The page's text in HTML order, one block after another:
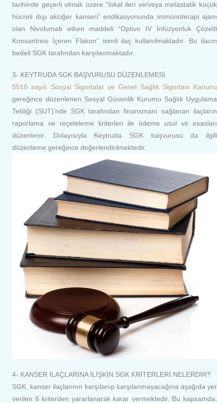
tarihinde geçerli olmak üzere “lokal ileri ve/veya metastatik küçük
hücreli dışı akciğer kanseri” endikasyonunda immünoterapi ajanı
olan Nivolumab etken maddeli “Optivo IV İnfüzyonluk Çözelti
Konsantresi İçeren Flakon” isimli ilaç kullanılmaktadır. Bu ilacın
bedeli SGK tarafından karşılanmaktadır.
3- KEYTRUDA SGK BAŞVURUSU DÜZENLEMESİ
5510 sayılı Sosyal Sigortalar ve Genel Sağlık Sigortası Kanunu
gereğince düzenlenen Sosyal Güvenlik Kurumu Sağlık Uygulama
Tebliği (SUT)’nde SGK tarafından finansmanı sağlanan ilaçların
raporlama ve reçeteleme kriterleri ile ödeme usul ve esasları
düzenlenir. Dolayısıyla Keytruda SGK başvurusu da ilgili
düzenleme gereğince değerlendirilmektedir.
4- KANSER İLAÇLARINA İLİŞKİN SGK KRİTERLERİ NELERDİR?
SGK, kanser ilaçlarının karşılanıp karşılanmayacağına aşağıda yer
verilen 6 kriterden yararlanarak karar vermektedir. Bu kapsamda;